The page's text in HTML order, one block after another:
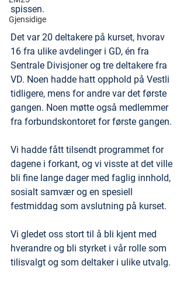
Gjensidige
spissen.
Det var 20 deltakere på kurset, hvorav
16 fra ulike avdelinger i GD, én fra
Sentrale Divisjoner og tre deltakere fra
VD. Noen hadde hatt opphold på Vestli
tidligere, mens for andre var det første
gangen. Noen møtte også medlemmer
fra forbundskontoret for første gangen.
Vi hadde fått tilsendt programmet for
dagene i forkant, og vi visste at det ville
bli fine lange dager med faglig innhold,
sosialt samvær og en spesiell
festmiddag som avslutning på kurset.
Vi gledet oss stort til å bli kjent med
hverandre og bli styrket i vår rolle som
tilisvalgt og som deltaker i ulike utvalg.